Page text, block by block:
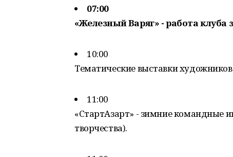
07:00
«Железный Варяг» - работа
10:00
Тематические выставки
11:00
«СтартАзарт» - зимние командные
творчества).